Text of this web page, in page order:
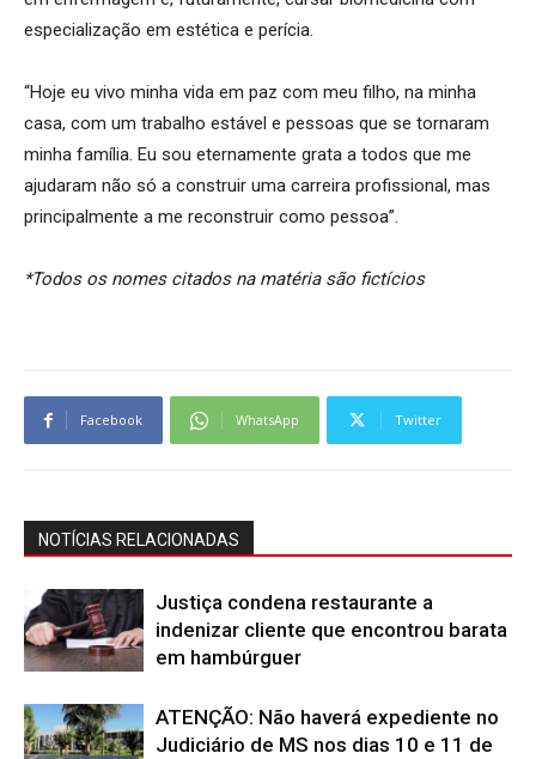
especialização em estética e perícia.
“Hoje eu vivo minha vida em paz com meu filho, na minha
casa, com um trabalho estável e pessoas que se tornaram
minha família. Eu sou eternamente grata a todos que me
ajudaram não só a construir uma carreira profissional, mas
principalmente a me reconstruir como pessoa”.
*Todos os nomes citados na matéria são fictícios
Facebook WhatsApp Twitter
NOTÍCIAS RELACIONADAS
Justiça condena restaurante a
indenizar cliente que encontrou barata
em hambúrguer
ATENÇÃO: Não haverá expediente no
Judiciário de MS nos dias 10 e 11 de